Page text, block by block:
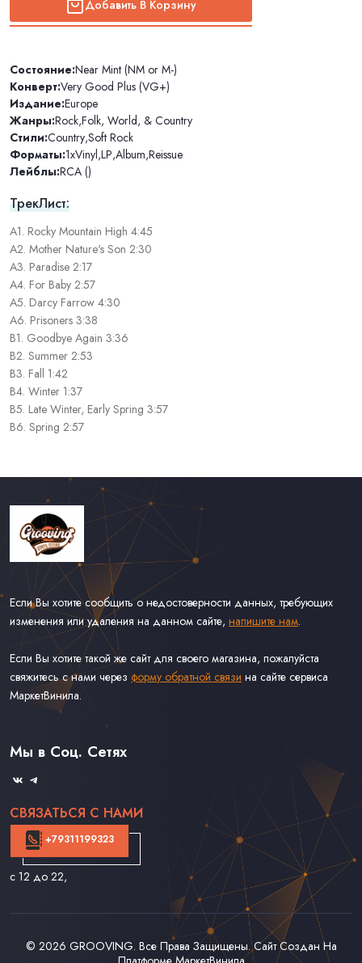
Добавить В Корзину
Состояние:Near Mint (NM or M-)
Конверт:Very Good Plus (VG+)
Издание:Europe
Жанры:Rock,Folk, World, & Country
Стили:Country,Soft Rock
Форматы:1xVinyl,LP,Album,Reissue
Лейблы:RCA ()
ТрекЛист:
A1. Rocky Mountain High 4:45
A2. Mother Nature's Son 2:30
A3. Paradise 2:17
A4. For Baby 2:57
A5. Darcy Farrow 4:30
A6. Prisoners 3:38
B1. Goodbye Again 3:36
B2. Summer 2:53
B3. Fall 1:42
B4. Winter 1:37
B5. Late Winter, Early Spring 3:57
B6. Spring 2:57
Если Вы хотите сообщить о недостоверности данных, требующих
изменения или удаления на данном сайте, напишите нам.
Если Вы хотите такой же сайт для своего магазина, пожалуйста
свяжитесь с нами через форму обратной связи на сайте сервиса
МаркетВинила.
Связаться С Нами
Оферта
Мы в Соц. Сетях
СВЯЗАТЬСЯ С НАМИ
+79311199323
с 12 до 22,
© 2026 GROOVING. Все Права Защищены. Сайт Создан На